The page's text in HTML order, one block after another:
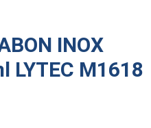
INOX
LYTEC M1618